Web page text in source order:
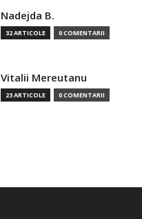
Nadejda B.
32 ARTICOLE 0 COMENTARII
Vitalii Mereutanu
23 ARTICOLE 0 COMENTARII